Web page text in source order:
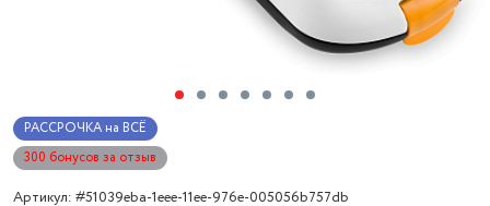
РАССРОЧКА на ВСЁ
300 бонусов за отзыв
Артикул: #51039eba-1eee-11ee-976e-005056b757db